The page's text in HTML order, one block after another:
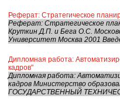
Реферат: Стратегическое
Реферат: Стратегическое
Круткин Д.П. и Бега О.С.
Университет Москва 2001
Дипломная работа:
кадров"
Дипломная работа:
кадров Министерство
ГОСУДАРСТВЕННЫЙ